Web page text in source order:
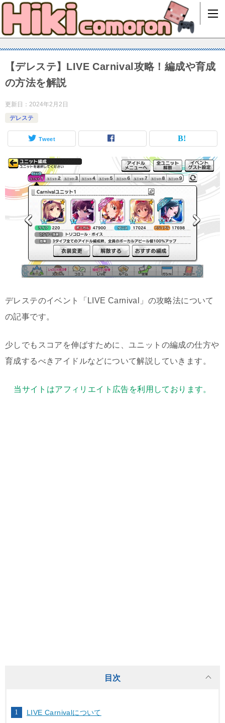
【デレステ】LIVE Carnival攻略！編成や育成
の方法を解説
更新日： 2024年2月2日
デレステ
Tweet
デレステのイベント「LIVE Carnival」の攻略法について
の記事です。
少しでもスコアを伸ばすために、ユニットの編成の仕方や
育成するべきアイドルなどについて解説していきます。
当サイトはアフィリエイト広告を利用しております。
目次
LIVE Carnivalについて